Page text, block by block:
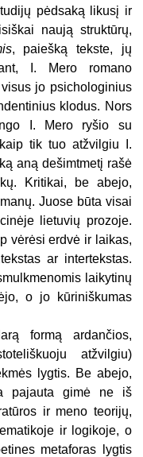
pėdsaką likusį ir
naują struktūrų,
, paiešką tekste, jų
I. Mero romano
jo psichologinius
klodus. Nors
I. Mero ryšio su
tik tuo atžvilgiu I.
aną dešimtmetį rašė
Kritikai, be abejo,
Juose būta visai
lietuvių prozoje.
vėrėsi erdvė ir laikas,
ar intertekstas.
laikytinų
o jo kūriniškumas
formą ardančios,
atžvilgiu)
lygtis. Be abejo,
pajauta gimė ne iš
ir meno teorijų,
ir logikoje, o
metaforas lygtis